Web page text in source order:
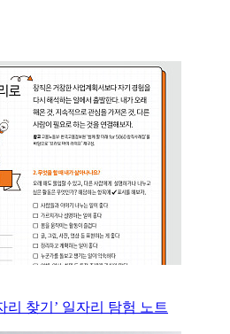
리 찾기’ 일자리 탐험 노트